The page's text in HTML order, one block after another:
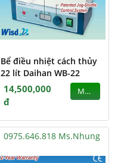
Bể điều nhiệt cách thủy
22 lít Daihan WB-22
14,500,000
đ
MUA
0975.646.818 Ms.Nhung